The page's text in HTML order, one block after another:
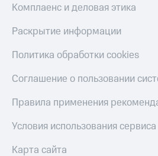
Комплаенс и деловая этика
Раскрытие информации
Политика обработки cookies
Соглашение о пользовании
Правила применения
Условия использования сервиса
Карта сайта